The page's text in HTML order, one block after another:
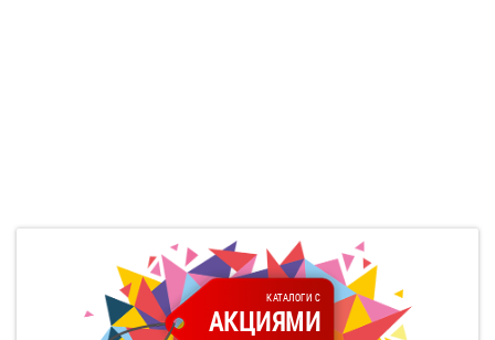
КАТАЛОГИ С
АКЦИЯМИ